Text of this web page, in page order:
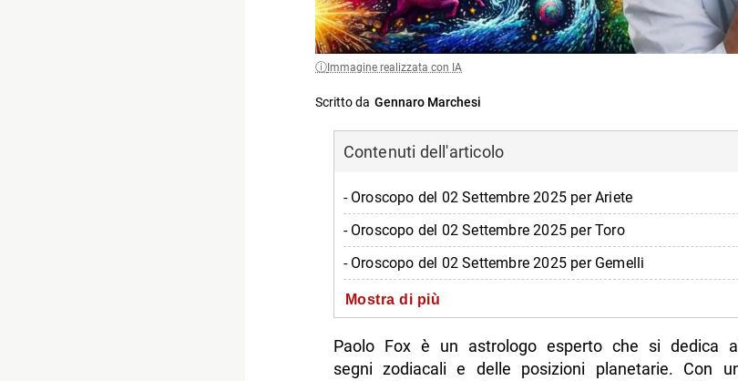
Immagine realizzata con IA
Scritto da Gennaro Marchesi
Contenuti dell'articolo
- Oroscopo del 02 Settembre 2025 per Ariete
- Oroscopo del 02 Settembre 2025 per Toro
- Oroscopo del 02 Settembre 2025 per Gemelli
- Oroscopo del 02 Settembre 2025 per Cancro
- Oroscopo del 02 Settembre 2025 per Vergine
Mostra di più
Paolo Fox è un astrologo esperto che si dedica
segni zodiacali e delle posizioni planetarie. Con